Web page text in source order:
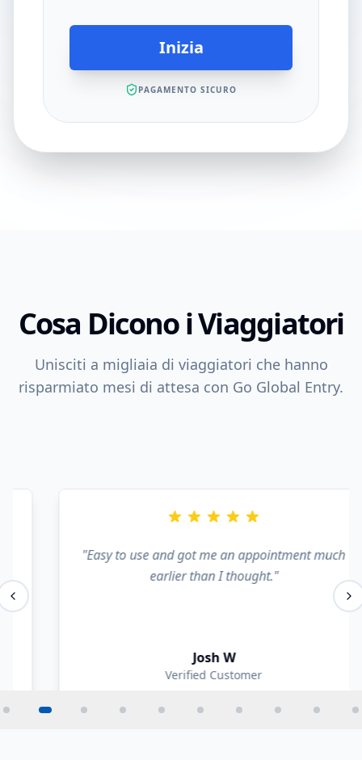
Inizia
PAGAMENTO SICURO
Cosa Dicono i Viaggiatori
Unisciti a migliaia di viaggiatori che hanno
risparmiato mesi di attesa con Go Global Entry.
Easy to use and got me an appointment much
earlier than I thought."
Josh W
Verified Customer